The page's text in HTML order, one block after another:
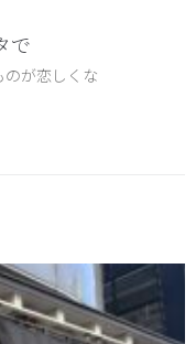
で
が恋しくな